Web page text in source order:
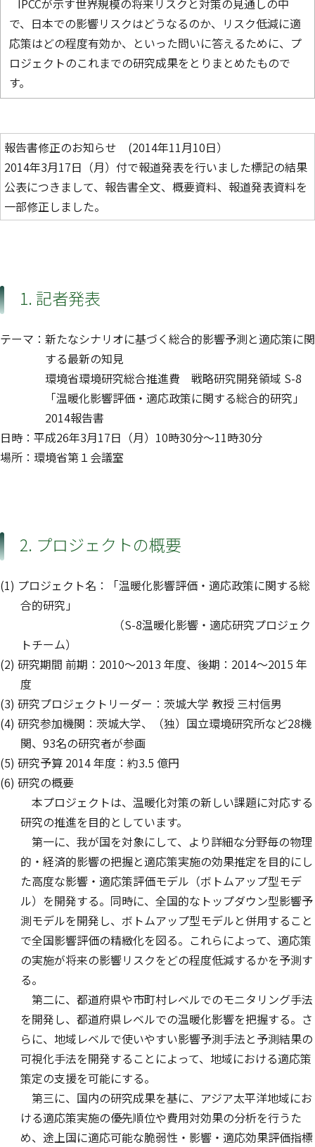
IPCCが示す世界規模の将来リスクと対策の見通しの中
で、日本での影響リスクはどうなるのか、リスク低減に適
応策はどの程度有効か、といった問いに答えるために、プ
ロジェクトのこれまでの研究成果をとりまとめたもので
す。
報告書修正のお知らせ (2014年11月10日）
2014年3月17日（月）付で報道発表を行いました標記の結果
公表につきまして、報告書全文、概要資料、報道発表資料を
一部修正しました。
1. 記者発表
テーマ：新たなシナリオに基づく総合的影響予測と適応策に関
する最新の知見
環境省環境研究総合推進費 戦略研究開発領域 S-8
「温暖化影響評価・適応政策に関する総合的研究」
2014報告書
日時：平成26年3月17日（月）10時30分～11時30分
場所：環境省第１会議室
2. プロジェクトの概要
(1) プロジェクト名：「温暖化影響評価・適応政策に関する総
合的研究」
（S-8温暖化影響・適応研究プロジェク
トチーム）
(2) 研究期間 前期：2010～2013 年度、後期：2014～2015 年
度
(3) 研究プロジェクトリーダー：茨城大学 教授 三村信男
(4) 研究参加機関：茨城大学、（独）国立環境研究所など28機
関、93名の研究者が参画
(5) 研究予算 2014 年度：約3.5 億円
(6) 研究の概要
本プロジェクトは、温暖化対策の新しい課題に対応する
研究の推進を目的としています。
第一に、我が国を対象にして、より詳細な分野毎の物理
的・経済的影響の把握と適応策実施の効果推定を目的にし
た高度な影響・適応策評価モデル（ボトムアップ型モデ
ル）を開発する。同時に、全国的なトップダウン型影響予
測モデルを開発し、ボトムアップ型モデルと併用すること
で全国影響評価の精緻化を図る。これらによって、適応策
の実施が将来の影響リスクをどの程度低減するかを予測す
る。
第二に、都道府県や市町村レベルでのモニタリング手法
を開発し、都道府県レベルでの温暖化影響を把握する。さ
らに、地域レベルで使いやすい影響予測手法と予測結果の
可視化手法を開発することによって、地域における適応策
策定の支援を可能にする。
第三に、国内の研究成果を基に、アジア太平洋地域にお
ける適応策実施の優先順位や費用対効果の分析を行うた
め、途上国に適応可能な脆弱性・影響・適応効果評価指標